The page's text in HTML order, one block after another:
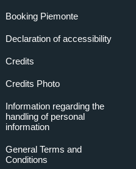
Booking Piemonte
Declaration of accessibility
Credits
Credits Photo
Information regarding the
handling of personal
information
General Terms and
Conditions